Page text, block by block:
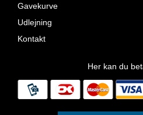
Gavekurve
Udlejning
Kontakt
Her kan du